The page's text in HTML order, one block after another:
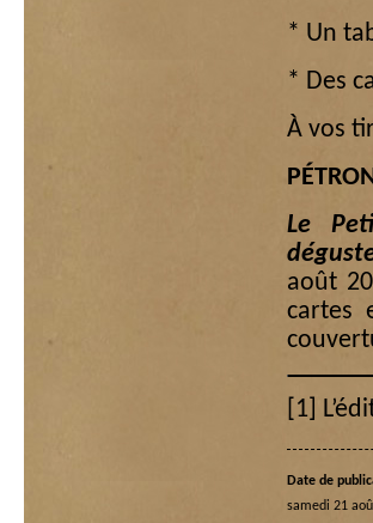
* Un
* Des
À vos
Le
août
cartes
[1]
Date de
samedi 21